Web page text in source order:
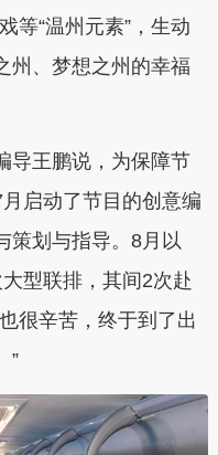
等“温州元素”，生动
州、梦想之州的幸福
王鹏说，为保障节
启动了节目的创意编
策划与指导。8月以
型联排，其间2次赴
很辛苦，终于到了出
”